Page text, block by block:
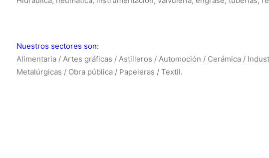
Nuestros sectores son:
Alimentaria / Artes gráficas / Astilleros / Automoción / Cerámica /
Metalúrgicas / Obra pública / Papeleras / Textil.